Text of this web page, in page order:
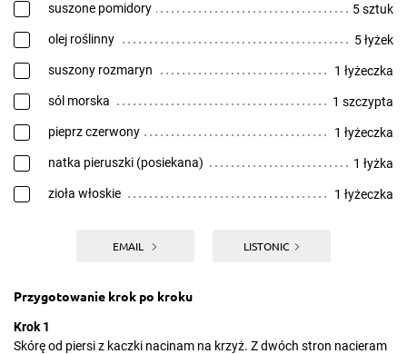
suszone pomidory 5 sztuk
olej roślinny 5 łyżek
suszony rozmaryn 1 łyżeczka
sól morska 1 szczypta
pieprz czerwony 1 łyżeczka
natka pieruszki (posiekana) 1 łyżka
zioła włoskie 1 łyżeczka
EMAIL LISTONIC
Przygotowanie krok po kroku
Krok 1
Skórę od piersi z kaczki nacinam na krzyż. Z dwóch stron nacieram